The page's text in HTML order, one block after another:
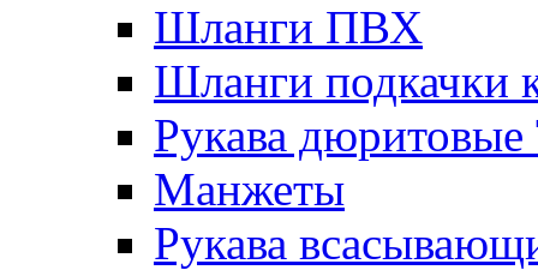
Шланги ПВХ
Шланги подкачки
Рукава
Манжеты
Рукава